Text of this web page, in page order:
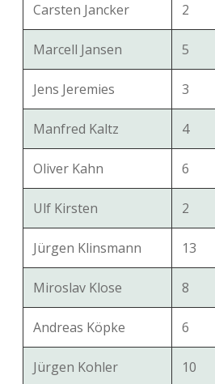
Carsten Jancker 2
Marcell Jansen 5
Jens Jeremies 3
Manfred Kaltz 4
Oliver Kahn 6
Ulf Kirsten 2
Jürgen Klinsmann 13
Miroslav Klose 8
Andreas Köpke 6
Jürgen Kohler 10